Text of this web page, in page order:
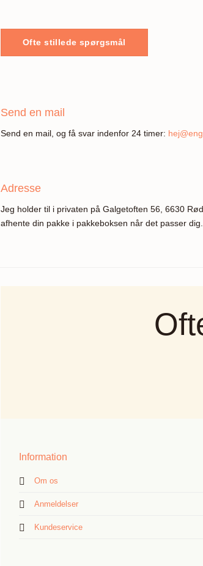
Ofte stillede spørgsmål
Send en mail
Send en mail, og få svar indenfor 24 timer:
Adresse
Jeg holder til i privaten på Galgetoften 56, 6630
afhente din pakke i pakkeboksen når det passer dig.
Information
Om os
Anmeldelser
Kundeservice